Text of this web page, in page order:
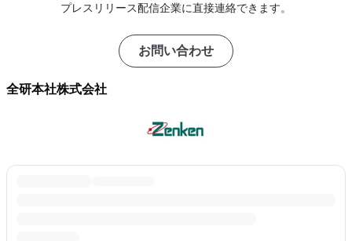
プレスリリース配信企業に直接連絡できます。
お問い合わせ
全研本社株式会社